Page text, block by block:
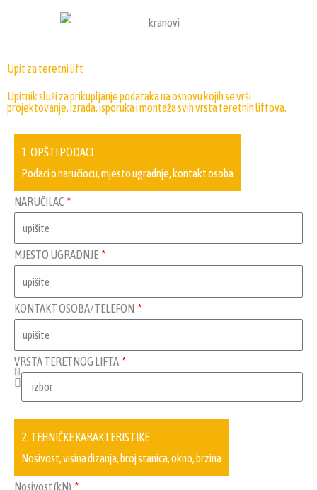
Upit za teretni lift
Upitnik služi za prikupljanje podataka na osnovu kojih se vrši
projektovanje, izrada, isporuka i montaža svih vrsta teretnih liftova.
1. OPŠTI PODACI
Podaci o naručiocu, mjesto ugradnje, kontakt osoba
NARUČILAC
MJESTO UGRADNJE
KONTAKT OSOBA/TELEFON
VRSTA TERETNOG LIFTA
2. TEHNIČKE KARAKTERISTIKE
Nosivost, visina dizanja, broj stanica, okno, brzina
Nosivost (kN)